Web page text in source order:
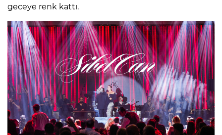
geceye renk kattı.